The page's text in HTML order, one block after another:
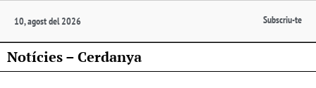
10, agost del 2026 Subscriu-te
Notícies – Cerdanya